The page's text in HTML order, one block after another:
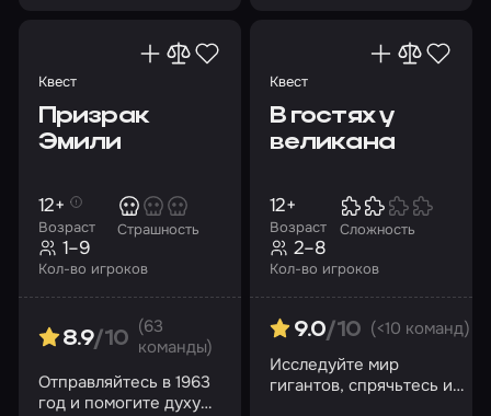
Квест
Призрак
Эмили
Возраст
12+
Страшность
Кол-во игроков
1–9
8.9/10
(63
команды)
Отправляйтесь в 1963
год и помогите духу
Квест
В гостях у
великана
Возраст
12+
Сложность
Кол-во игроков
2–8
9.0/10 (<10 команд)
Исследуйте мир
гигантов, спрячьтесь и